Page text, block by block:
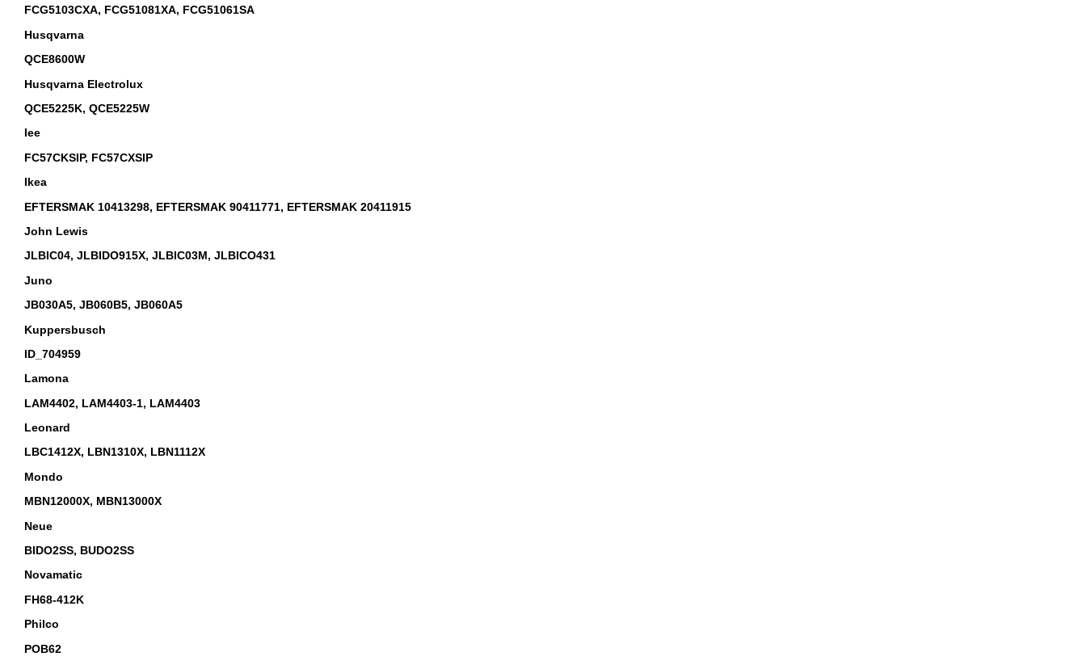
FCG5103CXA, FCG51081XA, FCG51061SA
Husqvarna
QCE8600W
Husqvarna Electrolux
QCE5225K, QCE5225W
Iee
FC57CKSIP, FC57CXSIP
Ikea
EFTERSMAK 10413298, EFTERSMAK 90411771, EFTERSMAK 20411915
John Lewis
JLBIC04, JLBIDO915X, JLBIC03M, JLBICO431
Juno
JB030A5, JB060B5, JB060A5
Kuppersbusch
ID_704959
Lamona
LAM4402, LAM4403-1, LAM4403
Leonard
LBC1412X, LBN1310X, LBN1112X
Mondo
MBN12000X, MBN13000X
Neue
BIDO2SS, BUDO2SS
Novamatic
FH68-412K
Philco
POB62